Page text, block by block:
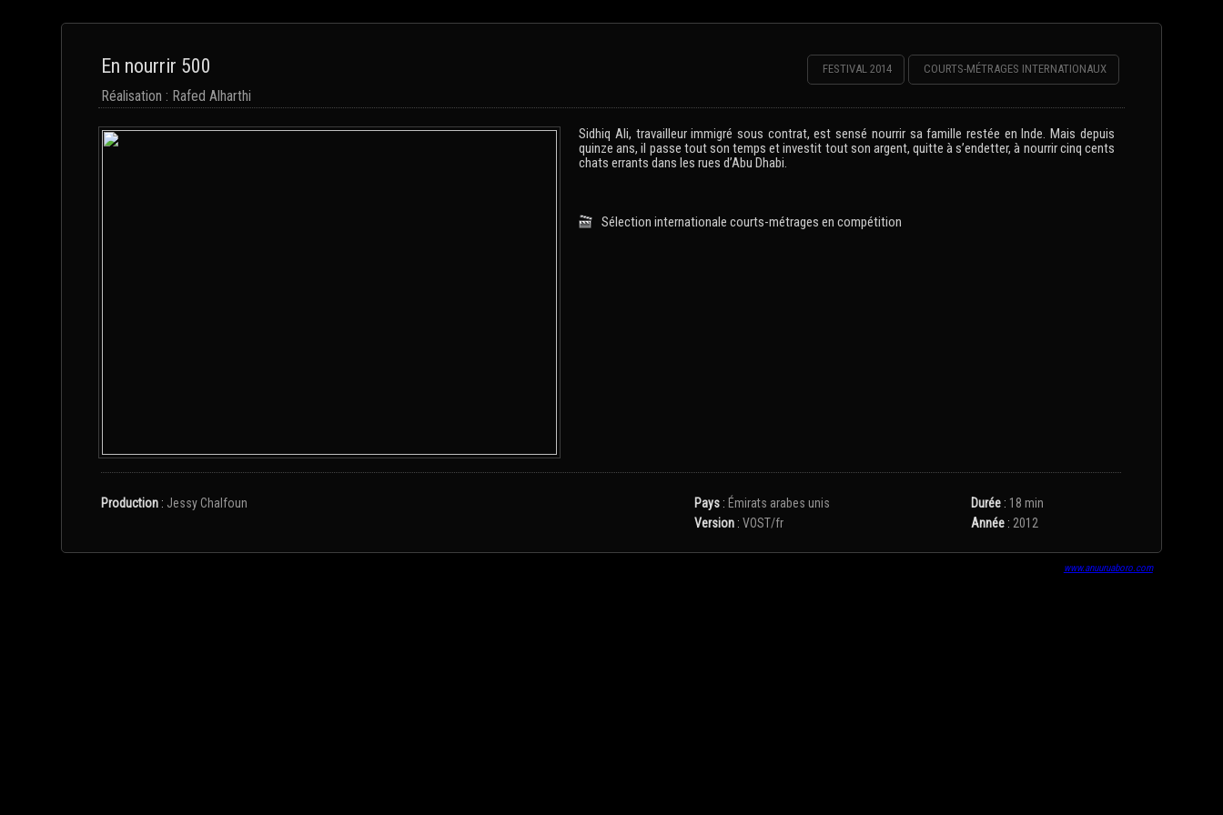
En nourrir 500
Réalisation : Rafed Alharthi
COURTS-MÉTRAGES INTERNATIONAUX
FESTIVAL 2014
Sidhiq Ali, travailleur immigré sous contrat, est sensé nourrir sa famille restée en Inde. Mais depuis
quinze ans, il passe tout son temps et investit tout son argent, quitte à s’endetter, à nourrir cinq cents
chats errants dans les rues d’Abu Dhabi.
Sélection internationale courts-métrages en compétition
Production : Jessy Chalfoun Pays : Émirats arabes unis Durée : 18 min
Version :VOST/fr Année : 2012
www.anuuruaboro.com